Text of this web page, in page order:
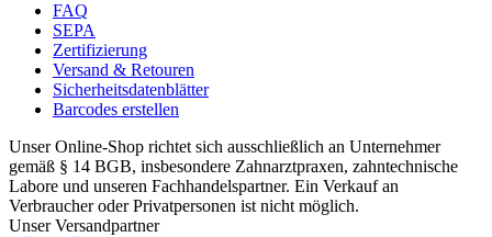
FAQ
SEPA
Zertifizierung
Versand & Retouren
Sicherheitsdatenblätter
Barcodes erstellen
Unser Online-Shop richtet sich ausschließlich an Unternehmer
gemäß § 14 BGB, insbesondere Zahnarztpraxen, zahntechnische
Labore und unseren Fachhandelspartner. Ein Verkauf an
Verbraucher oder Privatpersonen ist nicht möglich.
Unser Versandpartner